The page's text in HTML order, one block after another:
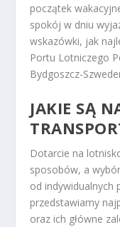
początek
spokój w dniu
wskazówki, jak
Portu Lotniczego
Bydgoszcz-
JAKIE SĄ
Dotarcie na
sposobów, a
od indywidualnych
przedstawiamy
oraz ich główne